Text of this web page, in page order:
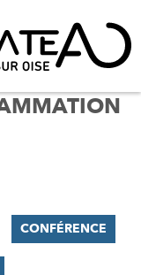
CONFÉRENCE